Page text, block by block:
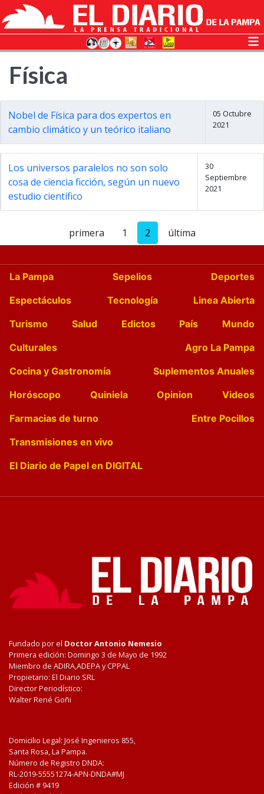
Física
Nobel de Física para dos expertos en
cambio climático y un teórico italiano
05 Octubre
2021
Los universos paralelos no son solo
cosa de ciencia ficción, según un nuevo
estudio científico
30
Septiembre
2021
primera 1 2 última
La Pampa Sepelios
Deportes
Espectáculos
Tecnología
Linea Abierta
Turismo
Salud Edictos País
Mundo
Culturales
Agro La Pampa
Cocina y Gastronomía
Suplementos Anuales
Horóscopo
Quiniela Opinion
Videos
Farmacias de turno
Entre Pocillos
Transmisiones en vivo
El Diario de Papel en DIGITAL
Fundado por el Doctor Antonio Nemesio
Primera edición: Domingo 3 de Mayo de 1992
Miembro de ADIRA,ADEPA y CPPAL
Propietario: El Diario SRL
Director Periodístico:
Walter René Goñi
Domicilio Legal: José Ingenieros 855,
Santa Rosa, La Pampa.
Número de Registro DNDA:
RL-2019-55551274-APN-DNDA#MJ
Edición # 9419